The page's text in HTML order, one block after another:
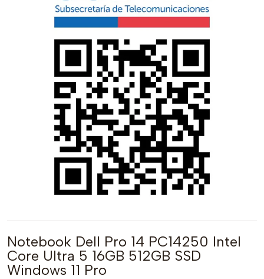
Notebook Dell Pro 14 PC14250 Intel
Core Ultra 5 16GB 512GB SSD
Windows 11 Pro